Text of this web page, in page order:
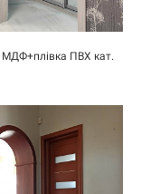
МДФ+плівка ПВХ кат.